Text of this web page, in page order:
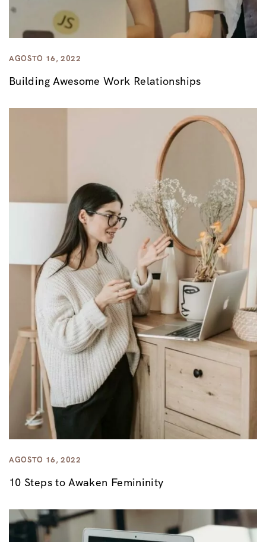
AGOSTO 16, 2022
Building Awesome Work Relationships
AGOSTO 16, 2022
10 Steps to Awaken Femininity